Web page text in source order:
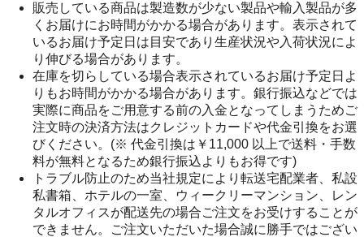
販売している商品は製造数が少ない製品や輸入製品が多
くお届けにお時間がかかる場合があります。表示されて
いるお届け予定日は目安であり生産状況や入荷状況によ
り伸びる場合があります。
在庫を切らしている場合表示されているお届け予定日よ
りもお時間がかかる場合があります。銀行振込などでは
実際に商品をご用意する前の入金となってしまうためご
注文時の決済方法はクレジットカードや代金引換をお選
びください。(※ 代金引換は￥11,000 以上で送料・手数
料が無料となるため銀行振込よりもお得です)
トラブル防止のため当社規定により転送宅配業者、私設
私書箱、ホテルの一室、ウィークリーマンション、レン
タルオフィスが配送先の場合ご注文をお受けすることが
できません。ご注文いただいた場合誠に勝手ではござい